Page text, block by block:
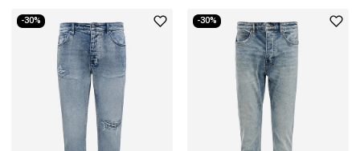
-30% -30%